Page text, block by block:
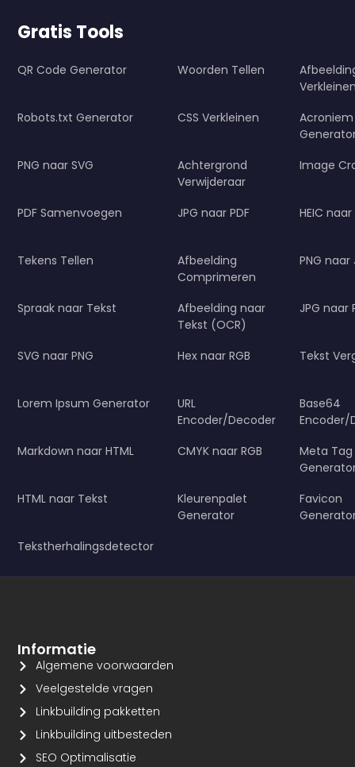
Gratis Tools
QR Code Generator Woorden Tellen
Robots.txt Generator
CSS Verkleinen
Acroniem
PNG naar SVG
Achtergrond
Verwijderaar
Image
PDF Samenvoegen JPG naar PDF HEIC naar
Tekens Tellen
Afbeelding
Comprimeren
PNG naar
Spraak naar Tekst
Afbeelding naar
Tekst (OCR)
JPG naar
SVG naar PNG Hex naar RGB Tekst
Lorem Ipsum Generator
URL
Encoder/Decoder
Base64
Encoder/
Markdown naar HTML
CMYK naar RGB
Meta Tag
HTML naar Tekst
Kleurenpalet
Generator
Favicon
Tekstherhalingsdetector
Informatie
Algemene voorwaarden
Veelgestelde vragen
Linkbuilding pakketten
Linkbuilding uitbesteden
SEO Optimalisatie